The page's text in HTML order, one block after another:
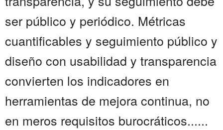
ser público y periódico. Métricas
cuantificables y seguimiento público y
diseño con usabilidad y transparencia
convierten los indicadores en
herramientas de mejora continua, no
en meros requisitos burocráticos......